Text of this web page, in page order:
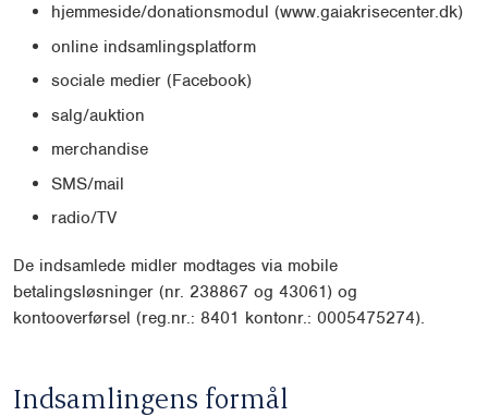
hjemmeside/donationsmodul (www.gaiakrisecenter.dk)
online indsamlingsplatform
sociale medier (Facebook)
salg/auktion
merchandise
SMS/mail
radio/TV
De indsamlede midler modtages via mobile
betalingsløsninger (nr. 238867 og 43061) og
kontooverførsel (reg.nr.: 8401 kontonr.: 0005475274).
Indsamlingens formål